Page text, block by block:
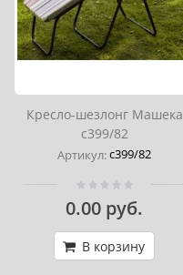
Кресло-шезлонг Машека
с399/82
Артикул:с399/82
0.00 руб.
В корзину